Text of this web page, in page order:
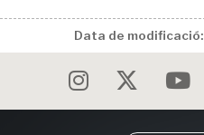
Data de modificació: